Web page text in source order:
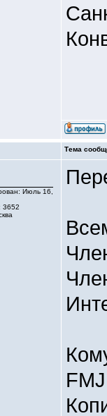
Тема
Июль 16,
3652